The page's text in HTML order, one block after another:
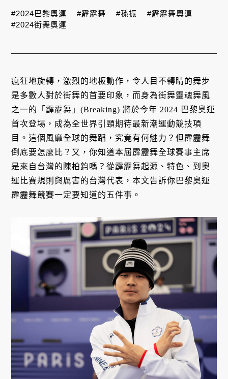
瘋狂地旋轉，激烈的地板動作，令人目不轉睛的舞步
是多數人對於街舞的首要印象，而身為街舞靈魂舞風
之一的「霹靂舞」(Breaking) 將於今年 2024 巴黎奧運
首次登場，成為全世界引頸期待最新潮運動競技項
目。這個風靡全球的舞蹈，究竟有何魅力？但霹靂舞
倒底要怎麼比？又，你知道本屆霹靂舞全球賽事主席
是來自台灣的陳柏鈞嗎？從霹靂舞起源、特色、到奧
運比賽規則與厲害的台灣代表，本文告訴你巴黎奧運
霹靂舞競賽一定要知道的五件事。
#2024巴黎奧運 #霹靂舞 #孫振
#霹靂舞奧運
#2024街舞奧運